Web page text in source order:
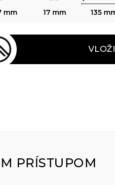
mm 17 mm 135
PRÍSTUPOM